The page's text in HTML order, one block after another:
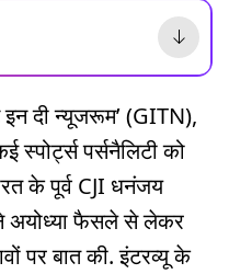
इन दी न्यूजरूम’ (GITN),
पर्सनैलिटी को
के पूर्व CJI धनंजय
अयोध्या फैसले से लेकर
पर बात की. इंटरव्यू के